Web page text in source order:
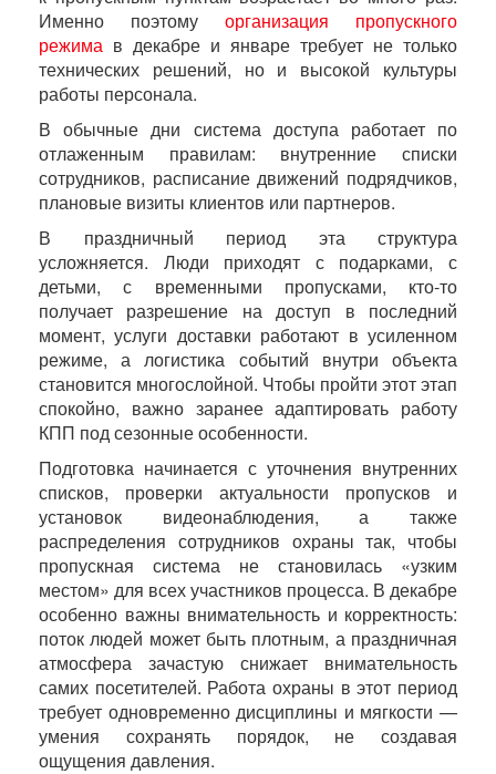
Именно поэтому организация пропускного
режима в декабре и январе требует не только
технических решений, но и высокой культуры
работы персонала.
В обычные дни система доступа работает по
отлаженным правилам: внутренние списки
сотрудников, расписание движений подрядчиков,
плановые визиты клиентов или партнеров.
В праздничный период эта структура
усложняется. Люди приходят с подарками, с
детьми, с временными пропусками, кто-то
получает разрешение на доступ в последний
момент, услуги доставки работают в усиленном
режиме, а логистика событий внутри объекта
становится многослойной. Чтобы пройти этот этап
спокойно, важно заранее адаптировать работу
КПП под сезонные особенности.
Подготовка начинается с уточнения внутренних
списков, проверки актуальности пропусков и
установок видеонаблюдения, а также
распределения сотрудников охраны так, чтобы
пропускная система не становилась «узким
местом» для всех участников процесса. В декабре
особенно важны внимательность и корректность:
поток людей может быть плотным, а праздничная
атмосфера зачастую снижает внимательность
самих посетителей. Работа охраны в этот период
требует одновременно дисциплины и мягкости —
умения сохранять порядок, не создавая
ощущения давления.